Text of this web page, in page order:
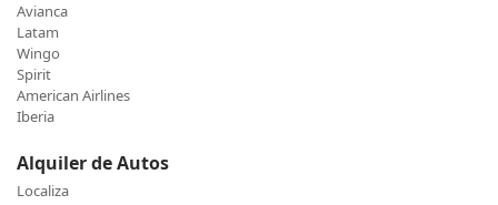
Avianca
Latam
Wingo
Spirit
American Airlines
Iberia
Alquiler de Autos
Localiza